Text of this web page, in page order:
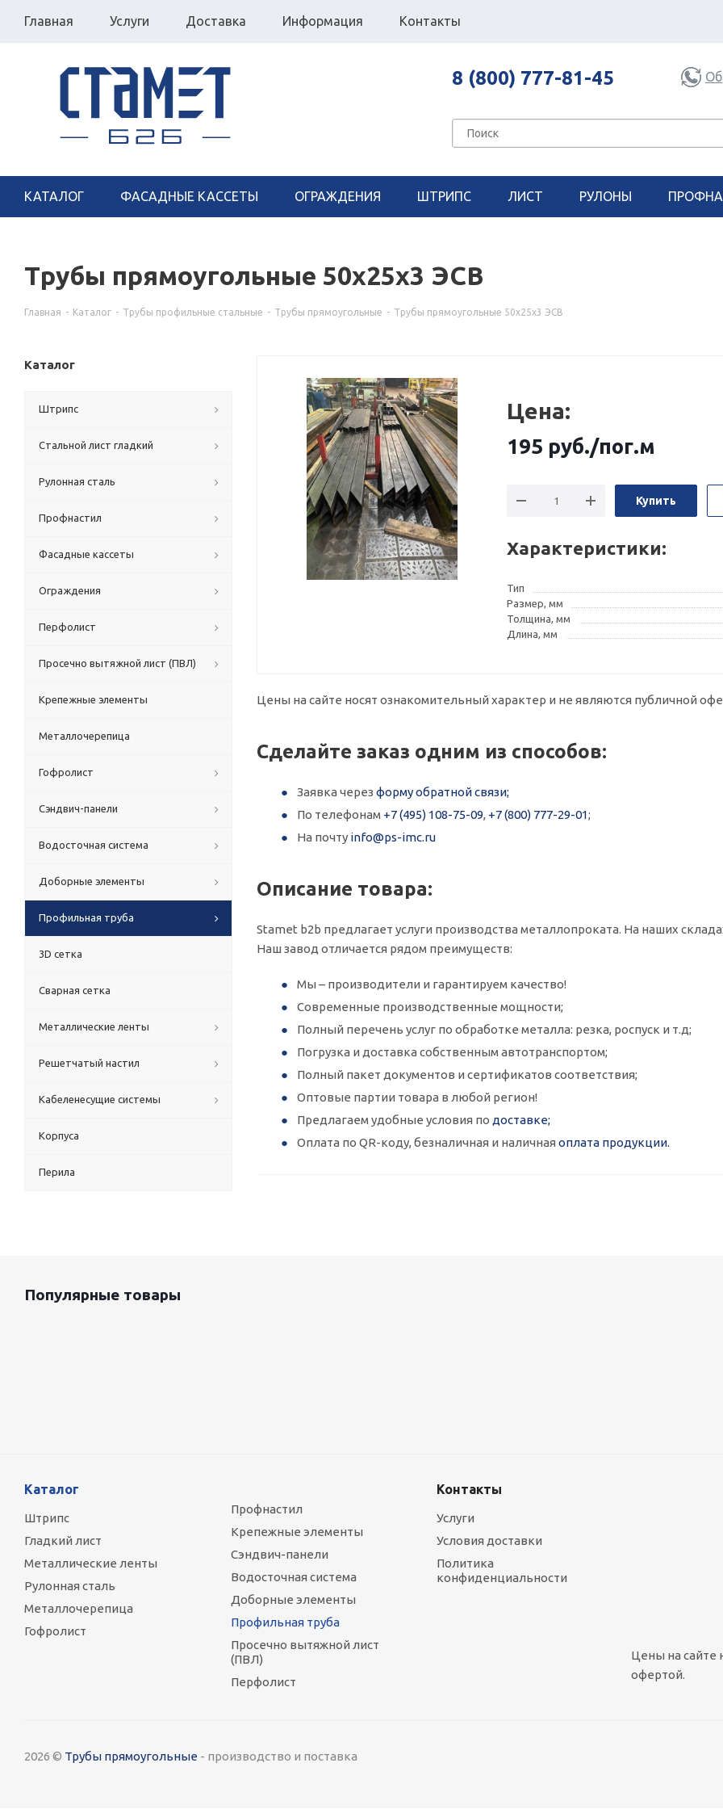
Главная Услуги Доставка Информация Контакты
8 (800) 777-81-45
КАТАЛОГ ФАСАДНЫЕ КАССЕТЫ ОГРАЖДЕНИЯ ШТРИПС ЛИСТ РУЛОНЫ
Трубы прямоугольные 50х25х3 ЭСВ
Главная - Каталог - Трубы профильные стальные - Трубы прямоугольные - Трубы прямоугольные 50х25х3 ЭСВ
Цена:
195 руб./пог.м
Купить
Характеристики:
Тип
Размер, мм
Толщина, мм
Длина, мм
Цены на сайте носят ознакомительный характер и не являются публичной
Сделайте заказ одним из способов:
Заявка через форму обратной связи;
По телефонам +7 (495) 108-75-09, +7 (800) 777-29-01;
На почту info@ps-imc.ru
Описание товара:
Stamet b2b предлагает услуги производства металлопроката. На наших
Наш завод отличается рядом преимуществ:
Мы – производители и гарантируем качество!
Современные производственные мощности;
Полный перечень услуг по обработке металла: резка, роспуск и т.д;
Погрузка и доставка собственным автотранспортом;
Полный пакет документов и сертификатов соответствия;
Оптовые партии товара в любой регион!
Предлагаем удобные условия по доставке;
Оплата по QR-коду, безналичная и наличная оплата продукции.
Каталог
Штрипс
Стальной лист гладкий
Рулонная сталь
Профнастил
Фасадные кассеты
Ограждения
Перфолист
Просечно вытяжной лист (ПВЛ)
Крепежные элементы
Металлочерепица
Гофролист
Сэндвич-панели
Водосточная система
Доборные элементы
Профильная труба
3D сетка
Сварная сетка
Металлические ленты
Решетчатый настил
Кабеленесущие системы
Корпуса
Перила
Популярные товары
Каталог
Штрипс
Гладкий лист
Металлические ленты
Рулонная сталь
Металлочерепица
Гофролист
Профнастил
Крепежные элементы
Сэндвич-панели
Водосточная система
Доборные элементы
Профильная труба
Просечно вытяжной лист
(ПВЛ)
Перфолист
Контакты
Услуги
Условия доставки
Политика
конфиденциальности
Цены на сайте
офертой.
2026 © Трубы прямоугольные - производство и поставка